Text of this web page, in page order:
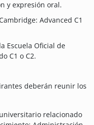
y expresión oral.
Advanced C1
Escuela Oficial de
C1 o C2.
deberán reunir los
relacionado